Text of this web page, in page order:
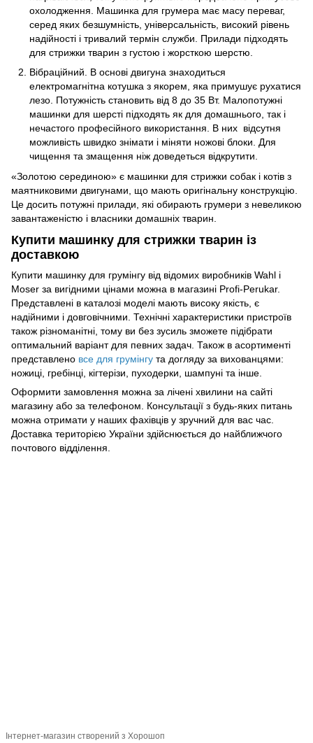
охолодження. Машинка для грумера має масу переваг,
серед яких безшумність, універсальність, високий рівень
надійності і тривалий термін служби. Прилади підходять
для стрижки тварин з густою і жорсткою шерстю.
Вібраційний. В основі двигуна знаходиться
електромагнітна котушка з якорем, яка примушує рухатися
лезо. Потужність становить від 8 до 35 Вт. Малопотужні
машинки для шерсті підходять як для домашнього, так і
нечастого професійного використання. В них відсутня
можливість швидко знімати і міняти ножові блоки. Для
чищення та змащення ніж доведеться відкрутити.
«Золотою серединою» є машинки для стрижки собак і котів з
маятниковими двигунами, що мають оригінальну конструкцію.
Це досить потужні прилади, які обирають грумери з невеликою
завантаженістю і власники домашніх тварин.
Купити машинку для стрижки тварин із
доставкою
Купити машинку для грумінгу від відомих виробників Wahl і
Moser за вигідними цінами можна в магазині Profi-Perukar.
Представлені в каталозі моделі мають високу якість, є
надійними і довговічними. Технічні характеристики пристроїв
також різноманітні, тому ви без зусиль зможете підібрати
оптимальний варіант для певних задач. Також в асортименті
представлено все для грумінгу та догляду за вихованцями:
ножиці, гребінці, кігтерізи, пуходерки, шампуні та інше.
Оформити замовлення можна за лічені хвилини на сайті
магазину або за телефоном. Консультації з будь-яких питань
можна отримати у наших фахівців у зручний для вас час.
Доставка територією України здійснюється до найближчого
почтового відділення.
Інтернет-магазин створений з Хорошоп